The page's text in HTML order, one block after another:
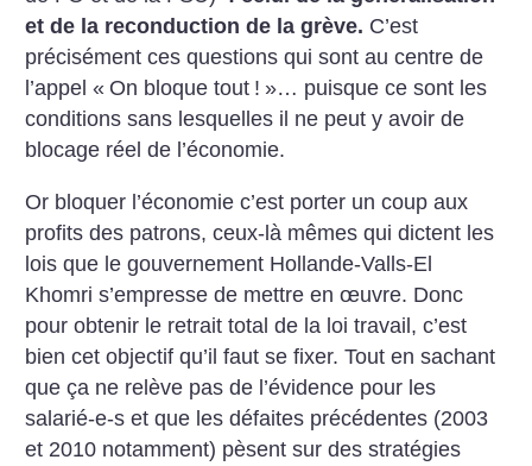
et de la reconduction de la grève. C’est
précisément ces questions qui sont au centre de
l’appel « On bloque tout ! »… puisque ce sont les
conditions sans lesquelles il ne peut y avoir de
blocage réel de ­l’économie.
Or bloquer l’économie c’est porter un coup aux
profits des patrons, ceux-là mêmes qui dictent les
lois que le gouvernement Hollande-Valls-El
Khomri s’empresse de mettre en œuvre. Donc
pour obtenir le retrait total de la loi travail, c’est
bien cet objectif qu’il faut se fixer. Tout en sachant
que ça ne relève pas de l’évidence pour les
salarié-e-s et que les défaites précédentes (2003
et 2010 notamment) pèsent sur des stratégies